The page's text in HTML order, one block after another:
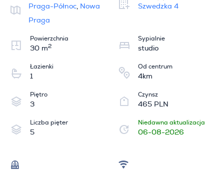
Praga-Północ
Nowa
Praga
Szwedzka 4
Powierzchnia
30 m2
Sypialnie
studio
Łazienki
1
Od centrum
4km
Piętro
3
Czynsz
465 PLN
Liczba pięter
5
Niedawna aktualizacja
06-08-2026